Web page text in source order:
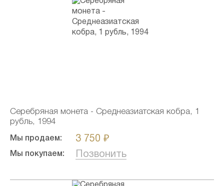
Серебряная монета - Среднеазиатская кобра, 1
рубль, 1994
Мы продаем: 3 750 ₽
Мы покупаем: Позвонить